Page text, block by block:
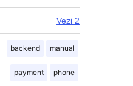
Vezi 2
backend manual
payment phone